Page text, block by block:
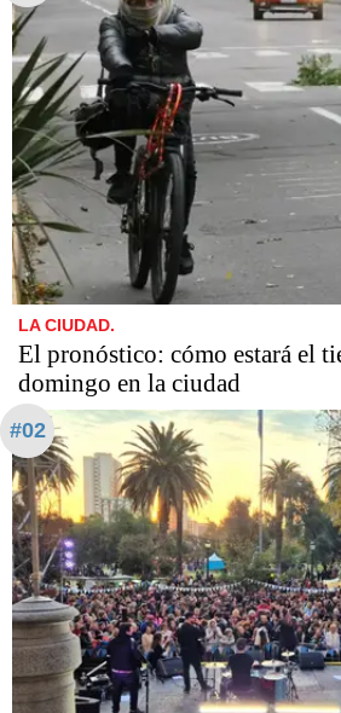
LA CIUDAD.
El pronóstico: cómo estará el
domingo en la ciudad
#02